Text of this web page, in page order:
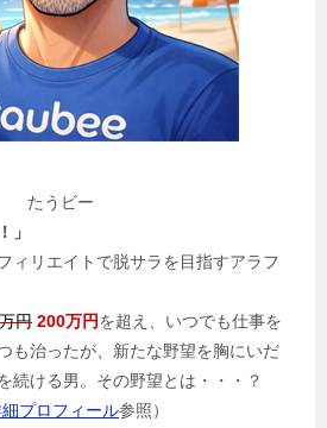
たうビー
」
ィリエイトで脱サラを目指すアラフ
円 200万円を超え、いつでも仕事を
も治ったが、新たな野望を胸にいだ
続ける男。その野望とは・・・？
プロフィール参照）